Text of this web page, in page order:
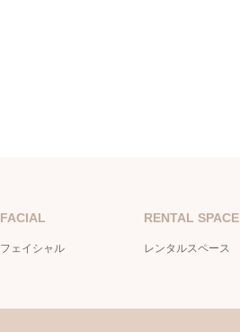
FACIAL
フェイシャル
RENTAL SPACE
レンタルスペース